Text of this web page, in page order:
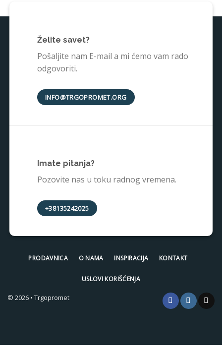
Želite savet?
Pošaljite nam E-mail a mi ćemo vam rado
odgovoriti.
INFO@TRGOPROMET.ORG
Imate pitanja?
Pozovite nas u toku radnog vremena.
+38135242025
© 2026 • Trgopromet
PRODAVNICA O NAMA INSPIRACIJA KONTAKT
USLOVI KORIŠĆENJA